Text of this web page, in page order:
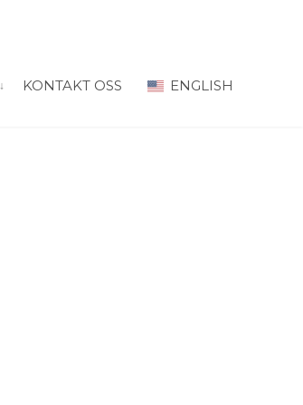
vis submeny for “PRODA Regional”
KONTAKT OSS ENGLISH